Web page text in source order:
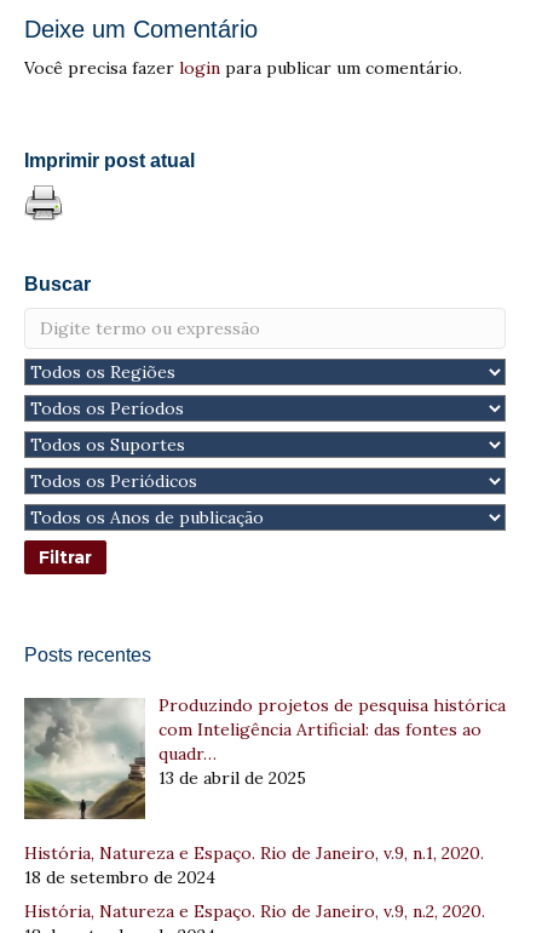
Deixe um Comentário
Você precisa fazer login para publicar um comentário.
Imprimir post atual
Buscar
Posts recentes
Produzindo projetos de pesquisa histórica
com Inteligência Artificial: das fontes ao
quadr…
13 de abril de 2025
História, Natureza e Espaço. Rio de Janeiro, v.9, n.1, 2020.
18 de setembro de 2024
História, Natureza e Espaço. Rio de Janeiro, v.9, n.2, 2020.